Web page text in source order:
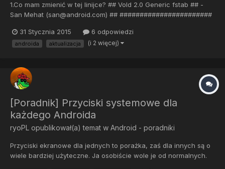
1.Co mam zmienić w tej linijce? ## Vold 2.0 Generic fstab ## -
San Mehat (san@android.com) ## #######################
<mount_point> <part> <sysfs_path1...> ## label - Label for the
volume ## mount_point - Where the volume will be mounted ##
31 Stycznia 2015 6 odpowiedzi
androida aktualizacja (i 2 więcej)
[Poradnik] Przyciski systemowe dla
każdego Androida
ryoPL opublikował(a) temat w Android - poradniki
Przyciski ekranowe dla jednych to porażka, zaś dla innych są o
wiele bardziej użyteczne. Ja osobiście wole je od normalnych.